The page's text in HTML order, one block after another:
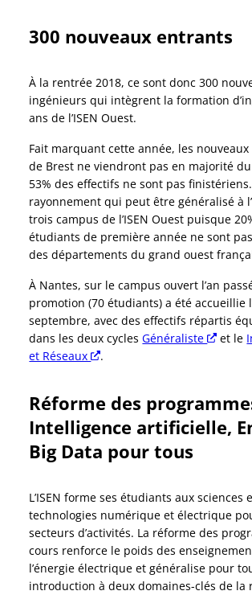
300 nouveaux entrants
À la rentrée 2018, ce sont donc 300
ingénieurs qui intègrent la formation
ans de l’ISEN Ouest.
Fait marquant cette année, les
de Brest ne viendront pas en majorité
53% des effectifs ne sont pas
rayonnement qui peut être généralisé à
trois campus de l’ISEN Ouest puisque
étudiants de première année ne sont
des départements du grand ouest
À Nantes, sur le campus ouvert l’an
promotion (70 étudiants) a été accueillie
septembre, avec des effectifs répartis
dans les deux cyclesGénéraliste et le
et Réseaux
Nouvelle fenêtre
.
Réforme des
Intelligence artificielle,
Big Data pour tous
L’ISEN forme ses étudiants aux sciences
technologies numérique et électrique
secteurs d’activités. La réforme des
cours renforce le poids des
l’énergie électrique et généralise pour
introduction à deux domaines-clés de la